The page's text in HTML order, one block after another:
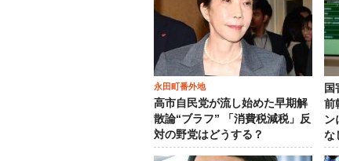
永田町番外地
高市自民党が流し始めた早期解
散論“ブラフ” 「消費税減税」反
対の野党はどうする？
国
前
ン
な